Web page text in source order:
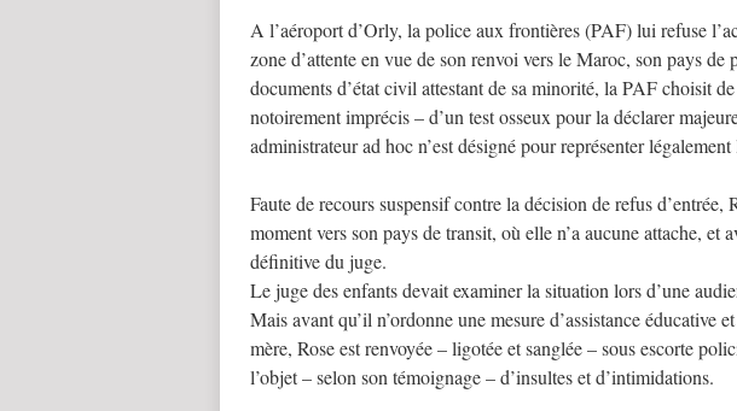
A l’aéroport d’Orly, la police aux frontières (PAF) lui refuse
zone d’attente en vue de son renvoi vers le Maroc, son pays de
documents d’état civil attestant de sa minorité, la PAF choisit
notoirement imprécis – d’un test osseux pour la déclarer
administrateur ad hoc n’est désigné pour représenter
Faute de recours suspensif contre la décision de refus d’entrée,
moment vers son pays de transit, où elle n’a aucune attache, et
définitive du juge.
Le juge des enfants devait examiner la situation lors d’une
Mais avant qu’il n’ordonne une mesure d’assistance éducative
mère, Rose est renvoyée – ligotée et sanglée – sous escorte
l’objet – selon son témoignage – d’insultes et d’intimidations.